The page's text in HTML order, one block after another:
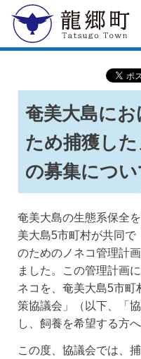
龍郷町
奄美大島に
ため捕獲し
の募集につい
奄美大島の生態系保全
美大島5市町村が共同で
のためのノネコ管理計
ました。この管理計画
ネコを、奄美大島5市
策協議会」（以下、「
し、飼養を希望する方
この度、協議会では、